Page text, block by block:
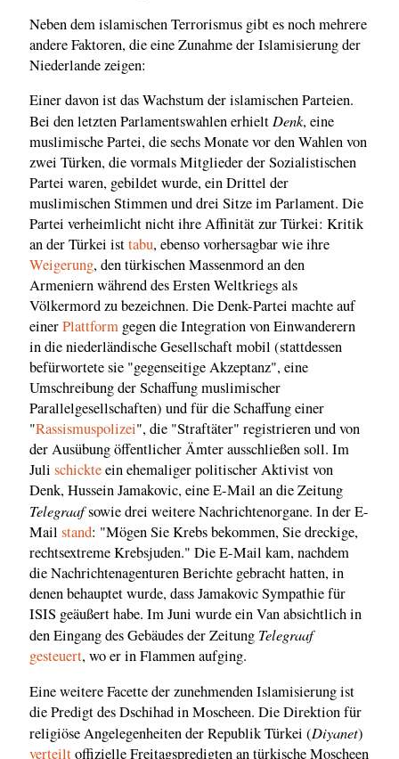
Neben dem islamischen Terrorismus gibt es noch mehrere
andere Faktoren, die eine Zunahme der Islamisierung der
Niederlande zeigen:
Einer davon ist das Wachstum der islamischen Parteien.
Bei den letzten Parlamentswahlen erhielt Denk, eine
muslimische Partei, die sechs Monate vor den Wahlen von
zwei Türken, die vormals Mitglieder der Sozialistischen
Partei waren, gebildet wurde, ein Drittel der
muslimischen Stimmen und drei Sitze im Parlament. Die
Partei verheimlicht nicht ihre Affinität zur Türkei: Kritik
an der Türkei isttabu, ebenso vorhersagbar wie ihre
Weigerung, den türkischen Massenmord an den
Armeniern während des Ersten Weltkriegs als
Völkermord zu bezeichnen. Die Denk-Partei machte auf
einerPlattform gegen die Integration von Einwanderern
in die niederländische Gesellschaft mobil (stattdessen
befürwortete sie "gegenseitige Akzeptanz", eine
Umschreibung der Schaffung muslimischer
Parallelgesellschaften) und für die Schaffung einer
"Rassismuspolizei", die "Straftäter" registrieren und von
der Ausübung öffentlicher Ämter ausschließen soll. Im
Juli schickteein ehemaliger politischer Aktivist von
Denk, Hussein Jamakovic, eine E-Mail an die Zeitung
Telegraafsowie drei weitere Nachrichtenorgane. In der E-
Mail stand: "Mögen Sie Krebs bekommen, Sie dreckige,
rechtsextreme Krebsjuden." Die E-Mail kam, nachdem
die Nachrichtenagenturen Berichte gebracht hatten, in
denen behauptet wurde, dass Jamakovic Sympathie für
ISIS geäußert habe. Im Juni wurde ein Van absichtlich in
den Eingang des Gebäudes der Zeitung Telegraaf
gesteuert, wo er in Flammen aufging.
Eine weitere Facette der zunehmenden Islamisierung ist
die Predigt des Dschihad in Moscheen. Die Direktion für
religiöse Angelegenheiten der Republik Türkei (Diyanet)
verteiltoffizielle Freitagspredigten an türkische Moscheen